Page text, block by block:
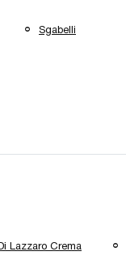
Sgabelli
Lazzaro Crema